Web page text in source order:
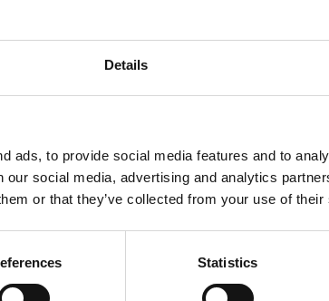
Details
ads, to provide social media features and to
our social media, advertising and analytics
or that they’ve collected from your use of
Statistics
l’interface
UniScreen